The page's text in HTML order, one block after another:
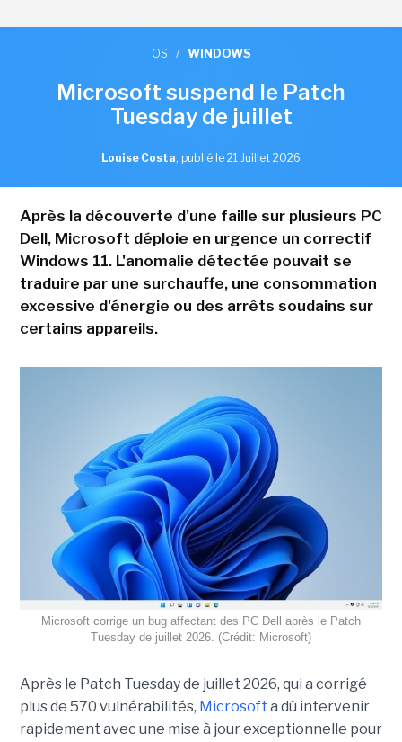
OS / WINDOWS
Microsoft suspend le Patch
Tuesday de juillet
Louise Costa, publié le 21 Juillet 2026
Après la découverte d'une faille sur plusieurs PC
Dell, Microsoft déploie en urgence un correctif
Windows 11. L'anomalie détectée pouvait se
traduire par une surchauffe, une consommation
excessive d'énergie ou des arrêts soudains sur
certains appareils.
Microsoft corrige un bug affectant des PC Dell après le Patch
Tuesday de juillet 2026. (Crédit: Microsoft)
Après le Patch Tuesday de juillet 2026, qui a corrigé
plus de 570 vulnérabilités, Microsoft a dû intervenir
rapidement avec une mise à jour exceptionnelle pour